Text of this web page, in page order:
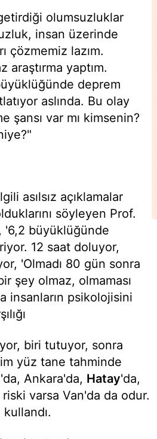
olumsuzluklar
insan üzerinde
çözmemiz lazım.
araştırma yaptım.
deprem
aslında. Bu olay
var mı kimsenin?
asılsız açıklamalar
söyleyen Prof.
'6,2 büyüklüğünde
12 saat doluyor,
'Olmadı 80 gün sonra
şey olmaz, olmaması
insanların psikolojisini
biri tutuyor, sonra
yüz tane tahminde
Ankara'da, Hatay'da,
varsa Van'da da odur.